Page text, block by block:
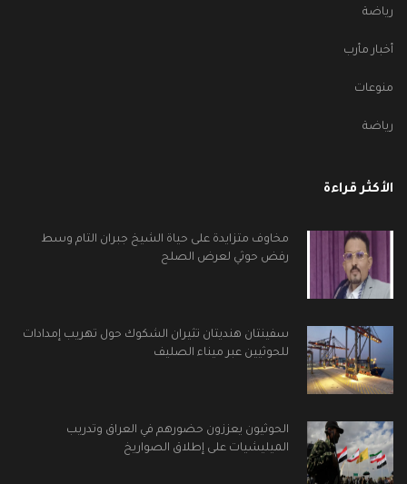
رياضة
أخبار مأرب
منوعات
رياضة
الأكثر قراءة
مخاوف متزايدة على حياة الشيخ جبران التام وسط
رفض حوثي لعرض الصلح
سفينتان هنديتان تثيران الشكوك حول تهريب إمدادات
للحوثيين عبر ميناء الصليف
الحوثيون يعززون حضورهم في العراق وتدريب
الميليشيات على إطلاق الصواريخ